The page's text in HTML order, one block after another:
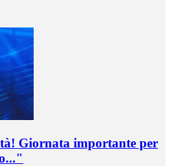
Giornata importante per